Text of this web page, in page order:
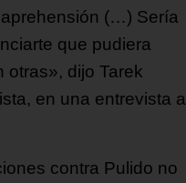
(…) Sería
que pudiera
otras», dijo Tarek
en una entrevista a
contra Pulido no